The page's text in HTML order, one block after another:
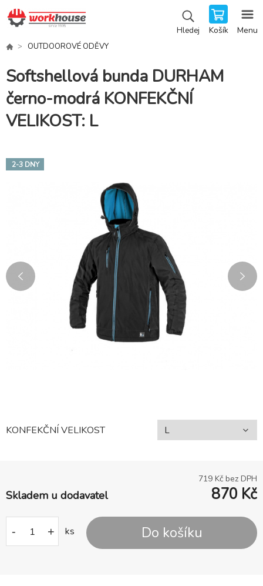
Hledej Košík Menu
OUTDOOROVÉ ODĚVY
Softshellová bunda DURHAM
černo-modrá KONFEKČNÍ
VELIKOST: L
2-3 DNY
KONFEKČNÍ VELIKOST
719 Kč bez DPH
Skladem u dodavatel 870 Kč
- + ks Do košíku